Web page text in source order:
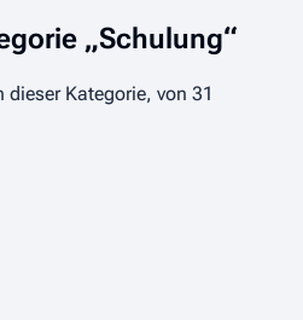
„Schulung“
Kategorie, von 31